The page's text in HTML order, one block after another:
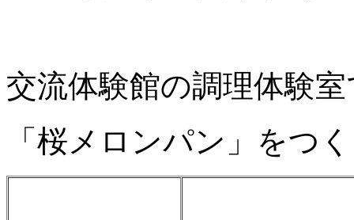
交流体験館の調理体験
「桜メロンパン」をつ